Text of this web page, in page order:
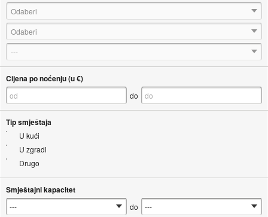
Odaberi
Odaberi
---
Cijena po noćenju (u €)
do
Tip smještaja
U kući
U zgradi
Drugo
Smještajni kapacitet
do